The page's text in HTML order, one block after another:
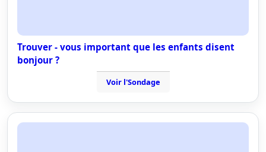
Trouver - vous important que les enfants disent
bonjour ?
Voir l'Sondage